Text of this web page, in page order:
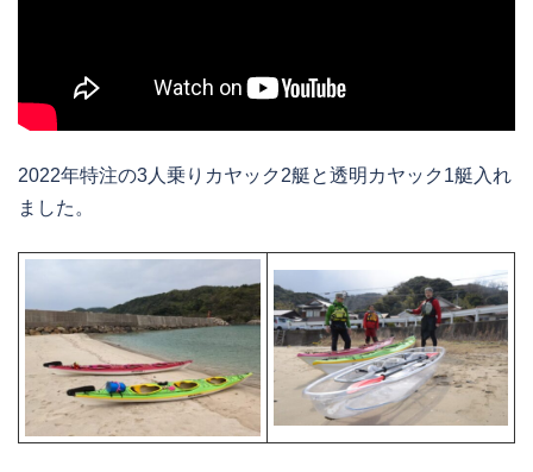
2022年特注の3人乗りカヤック2艇と透明カヤック1艇入れ
ました。